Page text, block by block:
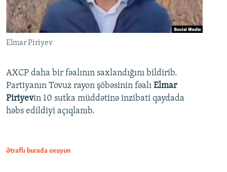
Elmar Piriyev
AXCP daha bir fəalının saxlandığını bildirib.
Partiyanın Tovuz rayon şöbəsinin fəalı Elmar
Piriyevin 10 sutka müddətinə inzibati qaydada
həbs edildiyi açıqlanıb.
Ətraflı burada oxuyun